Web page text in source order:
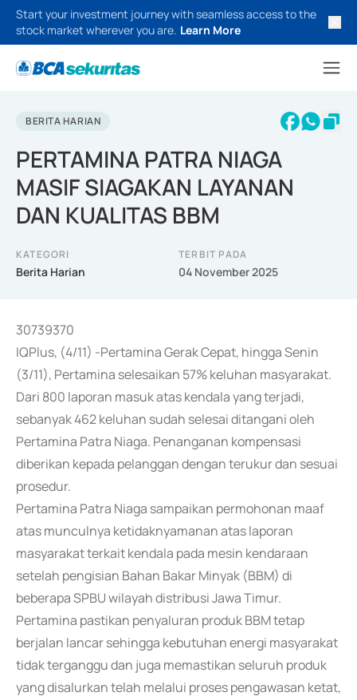
Start your investment journey with seamless access to the
stock market wherever you are. Learn More
BERITA HARIAN
PERTAMINA PATRA NIAGA
MASIF SIAGAKAN LAYANAN
DAN KUALITAS BBM
KATEGORI
Berita Harian
TERBIT PADA
04 November 2025
30739370
IQPlus, (4/11) -Pertamina Gerak Cepat, hingga Senin
(3/11), Pertamina selesaikan 57% keluhan masyarakat.
Dari 800 laporan masuk atas kendala yang terjadi,
sebanyak 462 keluhan sudah selesai ditangani oleh
Pertamina Patra Niaga. Penanganan kompensasi
diberikan kepada pelanggan dengan terukur dan sesuai
prosedur.
Pertamina Patra Niaga sampaikan permohonan maaf
atas munculnya ketidaknyamanan atas laporan
masyarakat terkait kendala pada mesin kendaraan
setelah pengisian Bahan Bakar Minyak (BBM) di
beberapa SPBU wilayah distribusi Jawa Timur.
Pertamina pastikan penyaluran produk BBM tetap
berjalan lancar sehingga kebutuhan energi masyarakat
tidak terganggu dan juga memastikan seluruh produk
yang disalurkan telah melalui proses pengawasan ketat,